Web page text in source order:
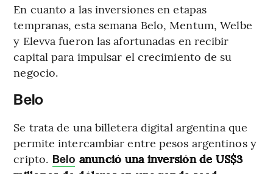
En cuanto a las inversiones en etapas
tempranas, esta semana Belo, Mentum, Welbe
y Elevva fueron las afortunadas en recibir
capital para impulsar el crecimiento de su
negocio.
Belo
Se trata de una billetera digital argentina que
permite intercambiar entre pesos argentinos y
cripto. Belo anunció una inversión de US$3